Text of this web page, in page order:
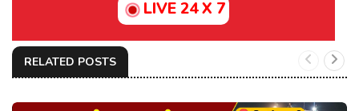
LIVE 24 X 7
RELATED POSTS